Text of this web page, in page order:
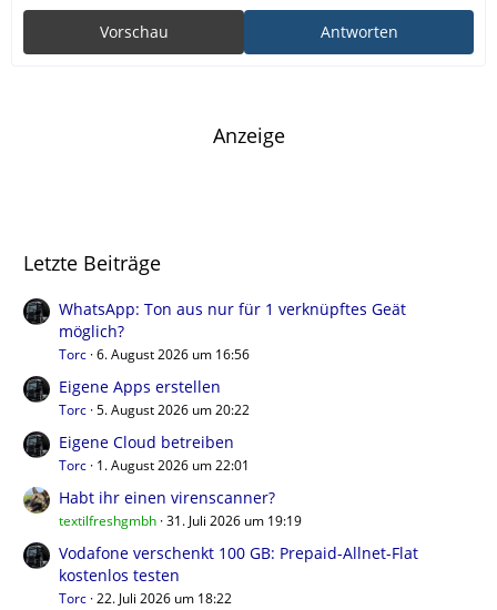
Antworten
Vorschau
Anzeige
Letzte Beiträge
WhatsApp: Ton aus nur für 1 verknüpftes Geät
möglich?
Torc 6. August 2026 um 16:56
Eigene Apps erstellen
Torc 5. August 2026 um 20:22
Eigene Cloud betreiben
Torc 1. August 2026 um 22:01
Habt ihr einen virenscanner?
textilfreshgmbh 31. Juli 2026 um 19:19
Vodafone verschenkt 100 GB: Prepaid-Allnet-Flat
kostenlos testen
Torc 22. Juli 2026 um 18:22